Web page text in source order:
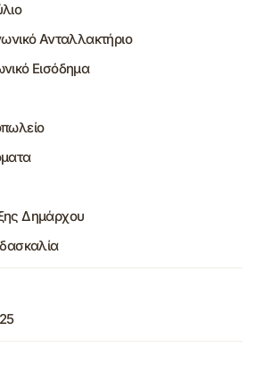
Ανταλλακτήριο
Εισόδημα
Δημάρχου